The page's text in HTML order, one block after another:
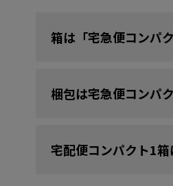
箱は「宅急便コンパ
梱包は宅急便コンパ
宅配便コンパクト1